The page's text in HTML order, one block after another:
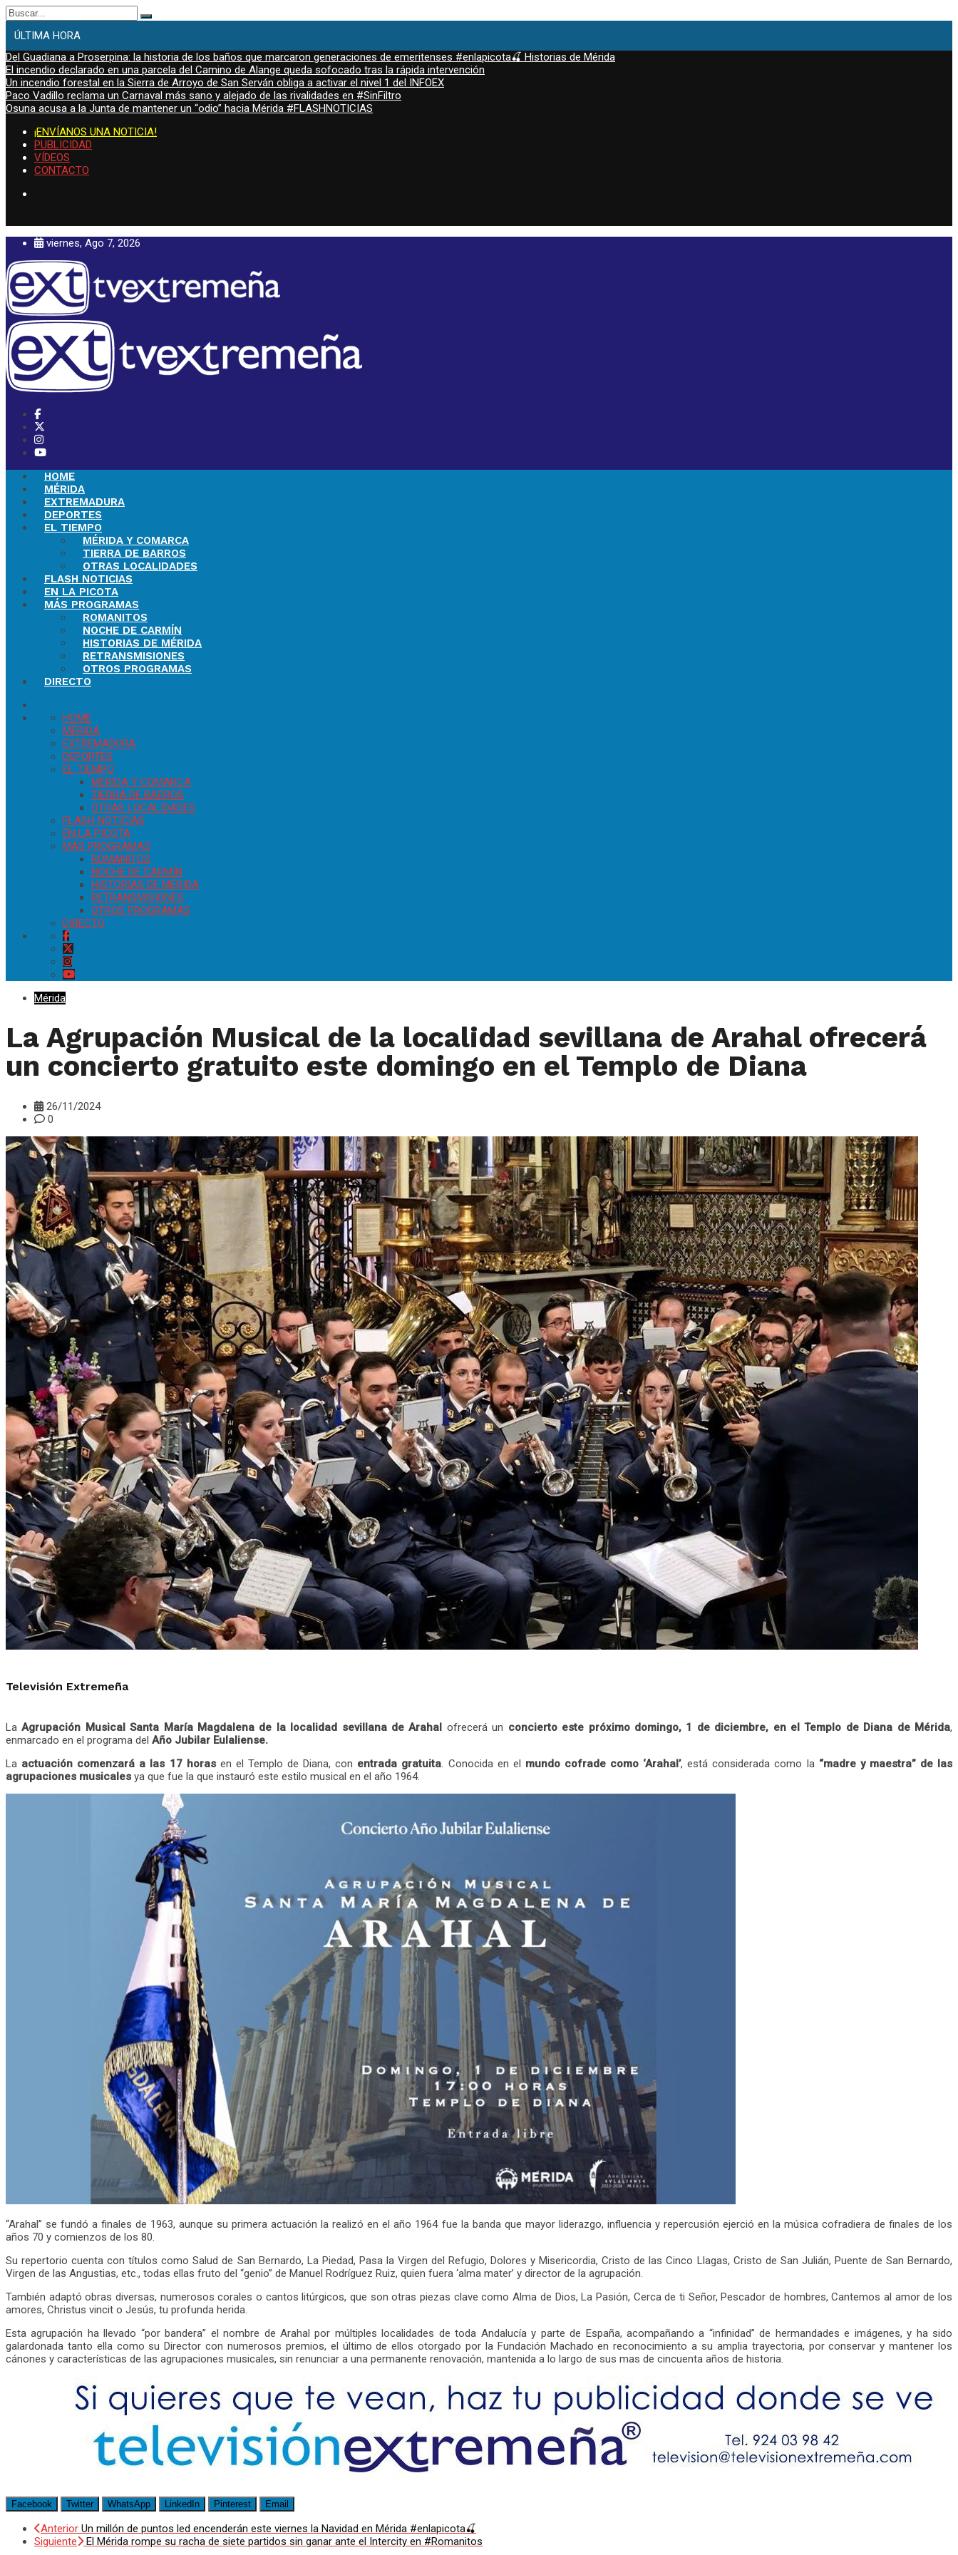
Buscar:
ÚLTIMA HORA
Del Guadiana a Proserpina: la historia de los baños que marcaron generaciones de emeritenses #enlapicota🍒 Historias de Mérida
El incendio declarado en una parcela del Camino de Alange queda sofocado tras la rápida intervención
Un incendio forestal en la Sierra de Arroyo de San Serván obliga a activar el nivel 1 del INFOEX
Paco Vadillo reclama un Carnaval más sano y alejado de las rivalidades en #SinFiltro
Osuna acusa a la Junta de mantener un “odio” hacia Mérida #FLASHNOTICIAS
¡ENVÍANOS UNA NOTICIA!
PUBLICIDAD
VÍDEOS
CONTACTO
viernes, Ago 7, 2026
HOME
MÉRIDA
EXTREMADURA
DEPORTES
EL TIEMPO
MÉRIDA Y COMARCA
TIERRA DE BARROS
OTRAS LOCALIDADES
FLASH NOTICIAS
EN LA PICOTA
MÁS PROGRAMAS
ROMANITOS
NOCHE DE CARMÍN
HISTORIAS DE MÉRIDA
RETRANSMISIONES
OTROS PROGRAMAS
DIRECTO
HOME
MÉRIDA
EXTREMADURA
DEPORTES
EL TIEMPO
MÉRIDA Y COMARCA
TIERRA DE BARROS
OTRAS LOCALIDADES
FLASH NOTICIAS
EN LA PICOTA
MÁS PROGRAMAS
ROMANITOS
NOCHE DE CARMÍN
HISTORIAS DE MÉRIDA
RETRANSMISIONES
OTROS PROGRAMAS
DIRECTO
Mérida
La Agrupación Musical de la localidad sevillana de Arahal ofrecerá
un concierto gratuito este domingo en el Templo de Diana
26/11/2024
0
Televisión Extremeña
LaAgrupación Musical Santa María Magdalena de la localidad sevillana de Arahal ofrecerá un concierto este próximo domingo, 1 de diciembre, en el Templo de Diana de Mérida,
enmarcado en el programa del Año Jubilar Eulaliense.
La actuación comenzará a las 17 horasen el Templo de Diana, con entrada gratuita. Conocida en el mundo cofrade como ‘Arahal’, está considerada como la“madre y maestra” de las
agrupaciones musicales ya que fue la que instauró este estilo musical en el año 1964.
“Arahal” se fundó a finales de 1963, aunque su primera actuación la realizó en el año 1964 fue la banda que mayor liderazgo, influencia y repercusión ejerció en la música cofradiera de finales de los
años 70 y comienzos de los 80.
Su repertorio cuenta con títulos como Salud de San Bernardo, La Piedad, Pasa la Virgen del Refugio, Dolores y Misericordia, Cristo de las Cinco Llagas, Cristo de San Julián, Puente de San Bernardo,
Virgen de las Angustias, etc., todas ellas fruto del “genio” de Manuel Rodríguez Ruiz, quien fuera ‘alma mater’ y director de la agrupación.
También adaptó obras diversas, numerosos corales o cantos litúrgicos, que son otras piezas clave como Alma de Dios, La Pasión, Cerca de ti Señor, Pescador de hombres, Cantemos al amor de los
amores, Christus vincit o Jesús, tu profunda herida.
Esta agrupación ha llevado “por bandera” el nombre de Arahal por múltiples localidades de toda Andalucía y parte de España, acompañando a “infinidad” de hermandades e imágenes, y ha sido
galardonada tanto ella como su Director con numerosos premios, el último de ellos otorgado por la Fundación Machado en reconocimiento a su amplia trayectoria, por conservar y mantener los
cánones y características de las agrupaciones musicales, sin renunciar a una permanente renovación, mantenida a lo largo de sus mas de cincuenta años de historia.
Facebook Twitter WhatsApp LinkedIn Pinterest Email
Anterior Un millón de puntos led encenderán este viernes la Navidad en Mérida #enlapicota🍒
Siguiente
El Mérida rompe su racha de siete partidos sin ganar ante el Intercity en #Romanitos